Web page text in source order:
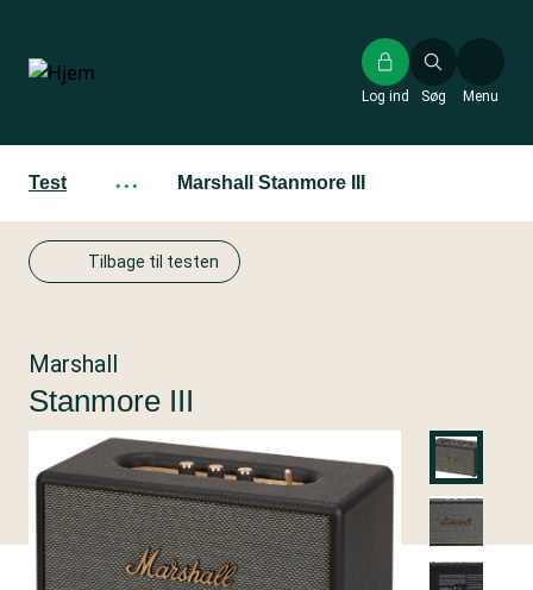
hovedindhold
Søg
Log ind Menu
Test ··· Marshall Stanmore III
Tilbage til testen
Marshall
Stanmore III